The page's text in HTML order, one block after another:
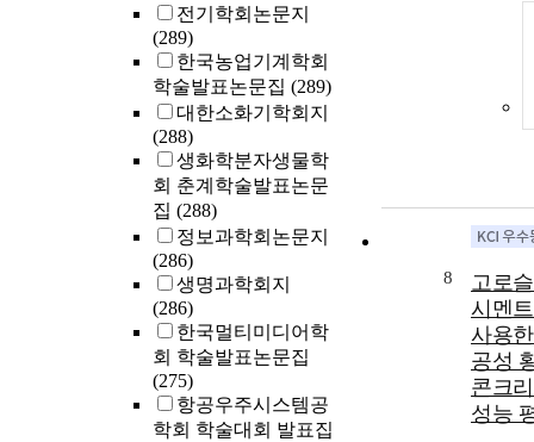
전기학회논문지
(289)
한국농업기계학회
학술발표논문집 (289)
대한소화기학회지
(288)
생화학분자생물학
회 춘계학술발표논문
집 (288)
정보과학회논문지
(286)
생명과학회지
(286)
한국멀티미디어학
회 학술발표논문집
(275)
항공우주시스템공
학회 학술대회 발표집
8
고로
시멘
사용
공성
콘크
성능